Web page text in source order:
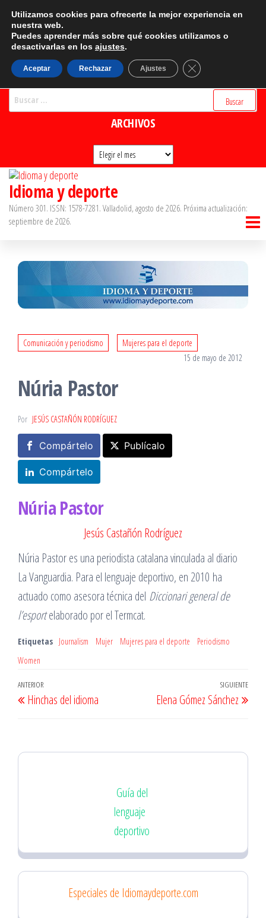
Saltar
contenido
CATEGORÍAS
Categorías
BUSCADOR
ARCHIVOS
Archivos
Idioma y deporte
Número 301. ISSN: 1578-7281. Valladolid, agosto de 2026. Próxima actualización:
septiembre de 2026.
Comunicación y periodismo
Mujeres para el deporte
15 de mayo de 2012
Núria Pastor
Por JESÚS CASTAÑÓN RODRÍGUEZ
Compártelo Publícalo
Compártelo
Núria Pastor
Jesús Castañón Rodríguez
Núria Pastor es una periodista catalana vinculada al diario
La Vanguardia. Para el lenguaje deportivo, en 2010 ha
actuado como asesora técnica del Diccionari general de
l’esportelaborado por el Termcat.
Etiquetas Journalism Mujer Mujeres para el deporte
Periodismo
Women
Navegación
de
Entrada
anterior
ANTERIOR
Hinchas del idioma
SIGUIENTE
Elena Gómez Sánchez
Guía del
lenguaje
deportivo
Especiales de Idiomaydeporte.com
Utilizamos cookies para ofrecerte la mejor experiencia en
nuestra web.
Puedes aprender más sobre qué cookies utilizamos o
desactivarlas en los ajustes.
Aceptar Rechazar Ajustes Cerrar el banner